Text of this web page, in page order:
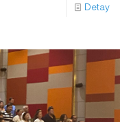
Detay